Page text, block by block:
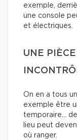
exemple,
une console
et électriques.
UNE
On en a tous
exemple être
temporaire…
lieu peut
où ranger.